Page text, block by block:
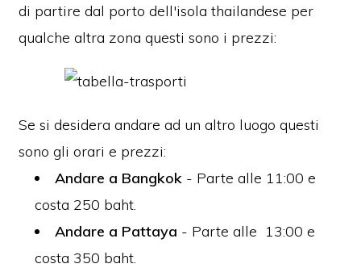
di partire dal porto dell'isola thailandese per
qualche altra zona questi sono i prezzi:
Se si desidera andare ad un altro luogo questi
sono gli orari e prezzi:
Andare a Bangkok - Parte alle 11:00 e
costa 250 baht.
Andare a Pattaya - Parte alle 13:00 e
costa 350 baht.